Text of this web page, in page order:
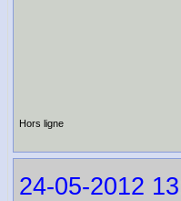
Hors ligne
24-05-2012